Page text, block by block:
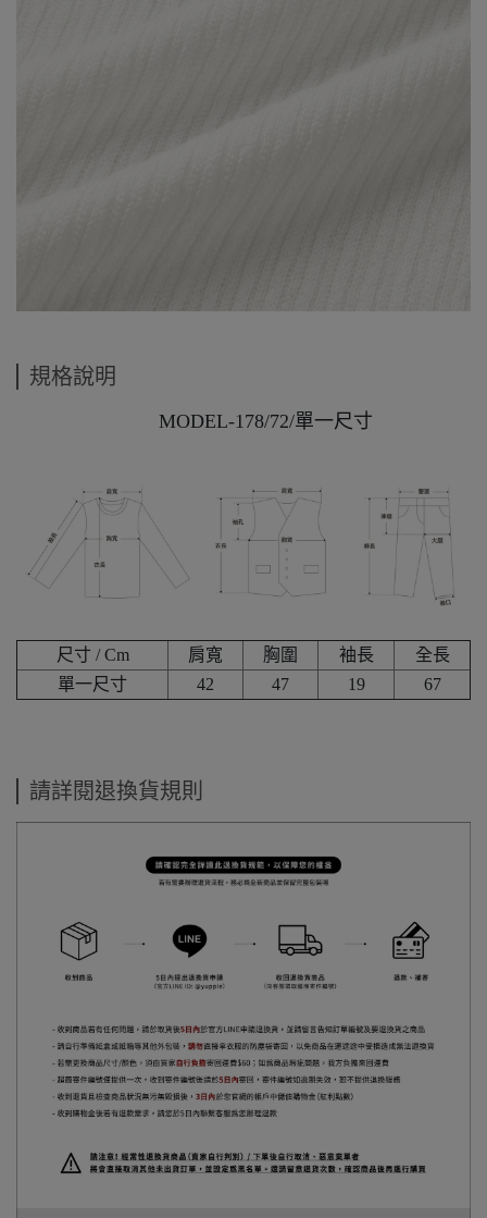
規格說明
MODEL-178/72/單一尺寸
尺寸 / Cm 肩寬 胸圍 袖長
全長
單一尺寸
42 47 19 67
請詳閱退換貨規則